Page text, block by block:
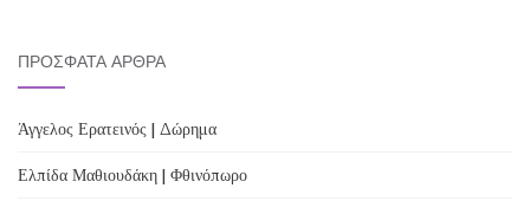
ΠΡΌΣΦΑΤΑ ΆΡΘΡΑ
Άγγελος Ερατεινός | Δώρημα
Ελπίδα Μαθιουδάκη | Φθινόπωρο